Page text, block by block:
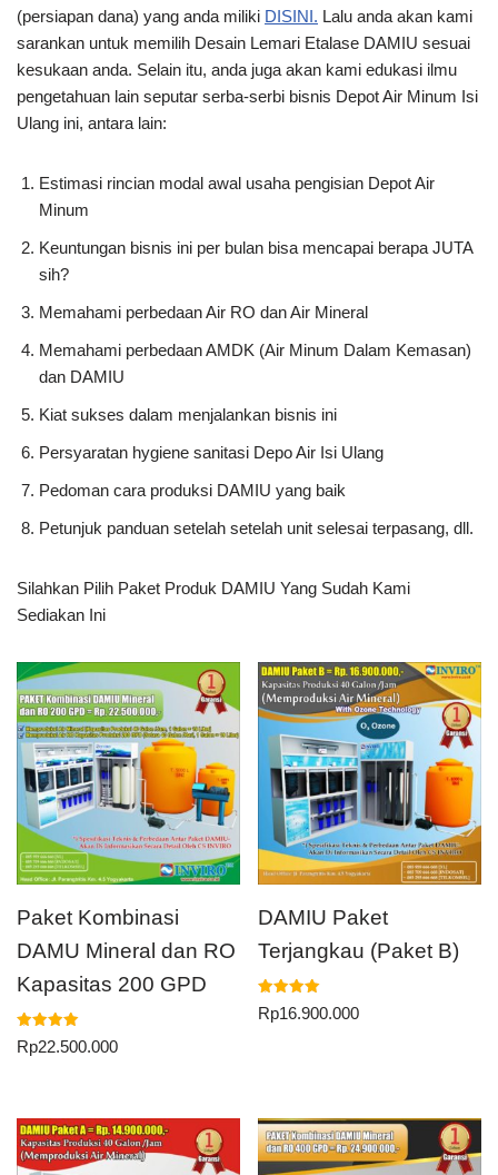
(persiapan dana) yang anda miliki DISINI. Lalu anda akan kami
sarankan untuk memilih Desain Lemari Etalase DAMIU sesuai
kesukaan anda. Selain itu, anda juga akan kami edukasi ilmu
pengetahuan lain seputar serba-serbi bisnis Depot Air Minum Isi
Ulang ini, antara lain:
Estimasi rincian modal awal usaha pengisian Depot Air
Minum
Keuntungan bisnis ini per bulan bisa mencapai berapa JUTA
sih?
Memahami perbedaan Air RO dan Air Mineral
Memahami perbedaan AMDK (Air Minum Dalam Kemasan)
dan DAMIU
Kiat sukses dalam menjalankan bisnis ini
Persyaratan hygiene sanitasi Depo Air Isi Ulang
Pedoman cara produksi DAMIU yang baik
Petunjuk panduan setelah setelah unit selesai terpasang, dll.
Silahkan Pilih Paket Produk DAMIU Yang Sudah Kami
Sediakan Ini
Paket Kombinasi
DAMU Mineral dan RO
Kapasitas 200 GPD
Dinilai
5.00
Rp22.500.000
DAMIU Paket
Terjangkau (Paket B)
Dinilai
5.00
Rp16.900.000